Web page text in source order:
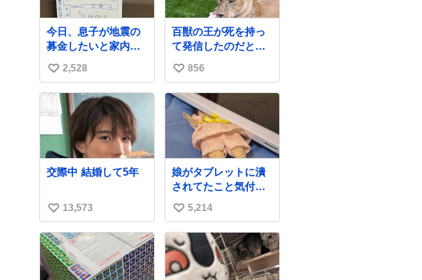
で、暑い夏でもペロ
リと食べられる美味
しさです☺️ お店のチ
ルドコーナーで探し
てくださいね！
今日、息子が地震の
募金したいと家内と
郵便局に行ったみた
いです。おもちゃと
か買う選択肢もあっ
たと思うけど、自分
で貯めてた2万円を役
に立てて欲しい、み
んなも元気になって
欲しいと。家内も一
緒に募金したので、
なぁと思いました。
い
い
2,528
百獣の王が死を持っ
て発信したのだと思
う 高温多湿が尋常で
ない日本の夏 どうか
早急に飼育の環境を
見直して 動物の命を
護ってください…と
治療中のライオンが
助かりますように す
べての動物の命が護
られますように
2026.7.3📷多摩動物
公園にて 残念ながら
個体の識別は出来ま
せん
い
い
ね
856
交際中 結婚して5年
い
い
ね
数
13,573
娘がタブレットに潰
されてたこと気付か
なかった。 旦那だけ
は娘の波長を感じ取
れるから声出せずと
もSOSが伝わったら
しい。 急いで旦那が
救出して、泣きじゃ
い
い
ね
数
5,214